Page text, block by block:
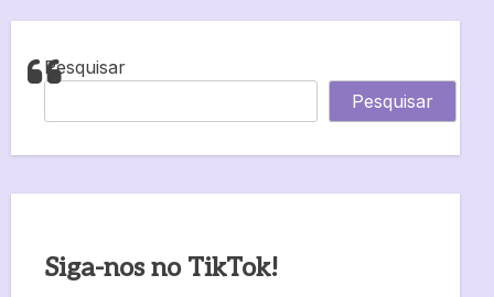
Pesquisar
Pesquisar
Siga-nos no TikTok!